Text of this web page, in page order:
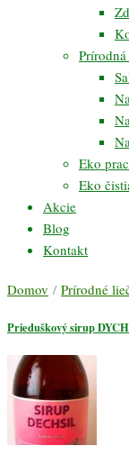
Eko
Eko
Akcie
Blog
Kontakt
Domov / Prírodné
Prieduškový sirup